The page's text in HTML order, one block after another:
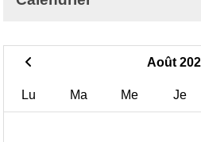
Août
Lu Ma Me Je